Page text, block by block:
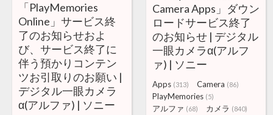
Camera Apps」ダウン
ロードサービス終了
のお知らせ | デジタル
一眼カメラα(アルフ
ァ) | ソニー
Apps (313) Camera (86)
PlayMemories (5)
アルファ (68) カメラ (840)
「PlayMemories
Online」サービス終
了のお知らせおよ
び、サービス終了に
伴う預かりコンテン
ツお引取りのお願い |
デジタル一眼カメラ
α(アルファ) | ソニー